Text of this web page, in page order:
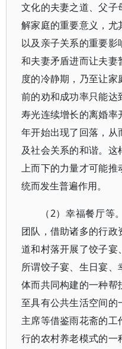
文化的夫妻之道、父
解家庭的重要意义，尤
以及亲子关系的重要
和夫妻矛盾进而让夫妻
度的冷静期，乃至让家
前的劝和成功率只能达
寿光连续增长的离婚
年开始出现了回落，从
及社会关系的和谐。这
上而下的力量才可能
统而发生普遍作用。
（2）幸福餐厅
团队，借助诸多的行
道和村落开展了饺子宴
所谓饺子宴、生日宴
体而共同构建的一种
至具有公共生活空间
主席等借鉴雨花斋的
行的农村养老模式的一